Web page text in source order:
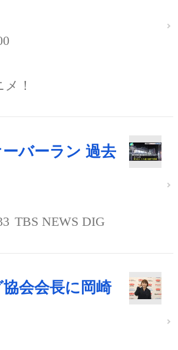
！
バーラン 過去
TBS NEWS DIG
会会長に岡崎